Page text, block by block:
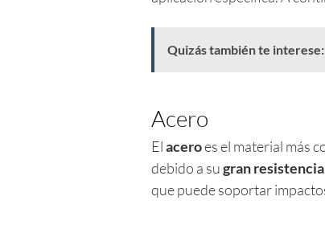
Quizás también te interese:
Acero
Elaceroes el material más
debido a sugran
que puede soportar